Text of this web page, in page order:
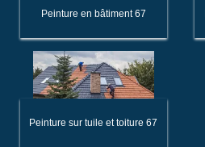
Peinture en bâtiment 67
Peinture sur tuile et toiture 67